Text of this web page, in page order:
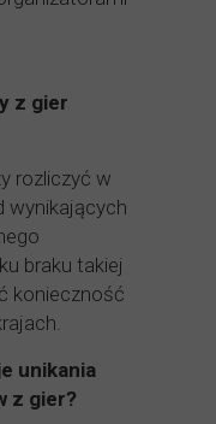
z gier
rozliczyć w
wynikających
braku takiej
konieczność
unikania
z gier?